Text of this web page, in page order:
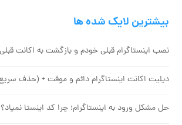
بیشترین لایک شده ها
نصب اینستاگرام قبلی خودم و بازگشت به اکانت
دیلیت اکانت اینستاگرام دائم و موقت + (حذف
حل مشکل ورود به اینستاگرام؛ چرا کد اینستا نمیاد؟